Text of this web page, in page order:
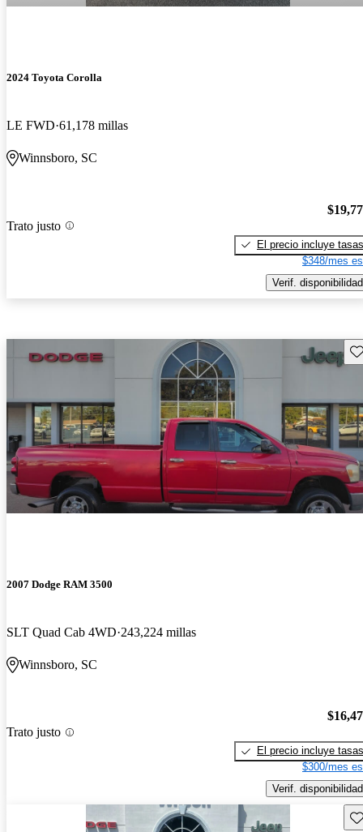
2024 Toyota Corolla
LE FWD 61,178 millas
Winnsboro, SC
Trato justo
El precio incluye tasas
$348/mes
Verif. disponibilidad
2007 Dodge RAM 3500
SLT Quad Cab 4WD 243,224 millas
Winnsboro, SC
Trato justo
El precio incluye tasas
$300/mes
Verif. disponibilidad